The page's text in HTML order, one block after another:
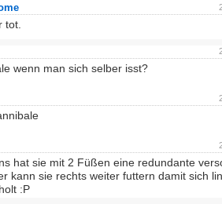
tot.
wenn man sich selber isst?
hat sie mit 2 Füßen eine redundante
kann sie rechts weiter futtern damit sich
:P